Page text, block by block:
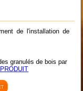
de l'installation de
granulés de bois par